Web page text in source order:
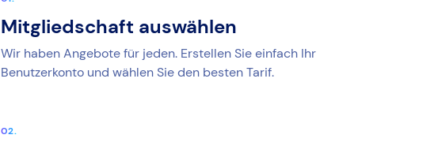
Mitgliedschaft auswählen
Wir haben Angebote für jeden. Erstellen Sie einfach Ihr
Benutzerkonto und wählen Sie den besten Tarif.